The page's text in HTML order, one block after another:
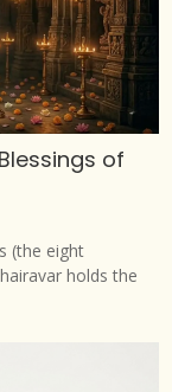
of
(the eight
holds the